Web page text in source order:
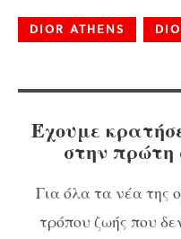
DIOR ATHENS
Έχουμε
στην πρώτη
Για όλα τα νέα της
τρόπου ζωής που